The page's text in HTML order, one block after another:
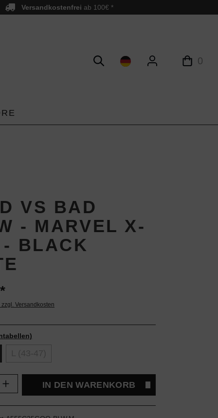
Versandkostenfrei ab 100€ *
0
VS BAD
- MARVEL X-
- BLACK
Versandkosten
Gib den gewünschten Wert ein
IN DEN WARENKORB